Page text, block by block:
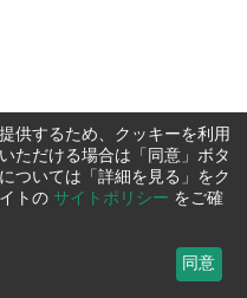
供するため、クッキーを利用
ただける場合は「同意」ボタ
ついては「詳細を見る」をク
トの サイトポリシー をご確
同意